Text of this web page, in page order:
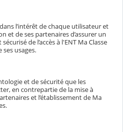
l’intérêt de chaque utilisateur et
et de ses partenaires d’assurer un
de l’accès à l'ENT Ma Classe
ses usages.
et de sécurité que les
en contrepartie de la mise à
et l’établissement de Ma